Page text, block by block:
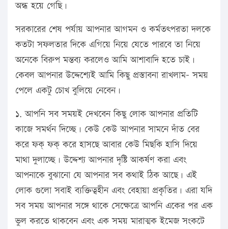
অন্ধ হয়ে গেছি।
সরকারের শেষ পর্যায় আপনার আগমন ও কর্মতৎপরতা দলকে
কতটা সফলতার দিকে এগিয়ে নিয়ে যেতে পারবে তা নিয়ে
অনেকে বিরুপ মন্তব্য করলেও আমি আশাব‍াদি হতে চাই।
কেবল আপনার উদ্দেশ্যেই আমি কিছু প্রস্তাবনা রাখলাম- সময়
পেলে একটু চোখ বুলিয়ে নেবেন।
১. আপনি সব সময়ই দেখবেন কিছু লোক আপনার প্রতিটি
কাজে সমর্থন দিচ্ছে। কেউ কেউ আপনার সামনে দাঁত বের
করে ফক্ ফক্ করে হাসছে আবার কেউ মিছকি হাসি দিয়ে
মাথা দুলাচ্ছে। উদ্দেশ্য আপনার দৃষ্টি আকর্ষণ করা এবং
আপনাকে বুঝানো যে আপনার সব কথাই ঠিক আছে। এই
লোক গুলো সবাই ব্যক্তিত্বহীন এবং বেহায়া প্রকৃতির। এরা যদি
সব সময় আপনার সঙ্গে থাকে সেক্ষেত্রে আপনি একের পর এক
ভুল করতে থাকবেন এবং এক সময় মারাত্মক ইমেজ সংকটে